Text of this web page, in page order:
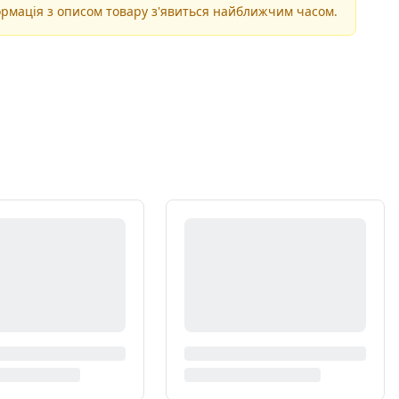
з описом товару з'явиться найближчим часом.